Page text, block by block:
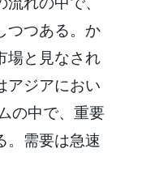
つつある。か
場と見なされ
アジアにおい
の中で、重要
。需要は急速